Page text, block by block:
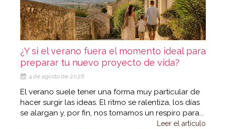
¿Y si el verano fuera el momento ideal para
preparar tu nuevo proyecto de vida?
4 de agosto de 2026
El verano suele tener una forma muy particular de
hacer surgir las ideas. El ritmo se ralentiza, los días
se alargan y, por fin, nos tomamos un respiro para...
Leer el artículo